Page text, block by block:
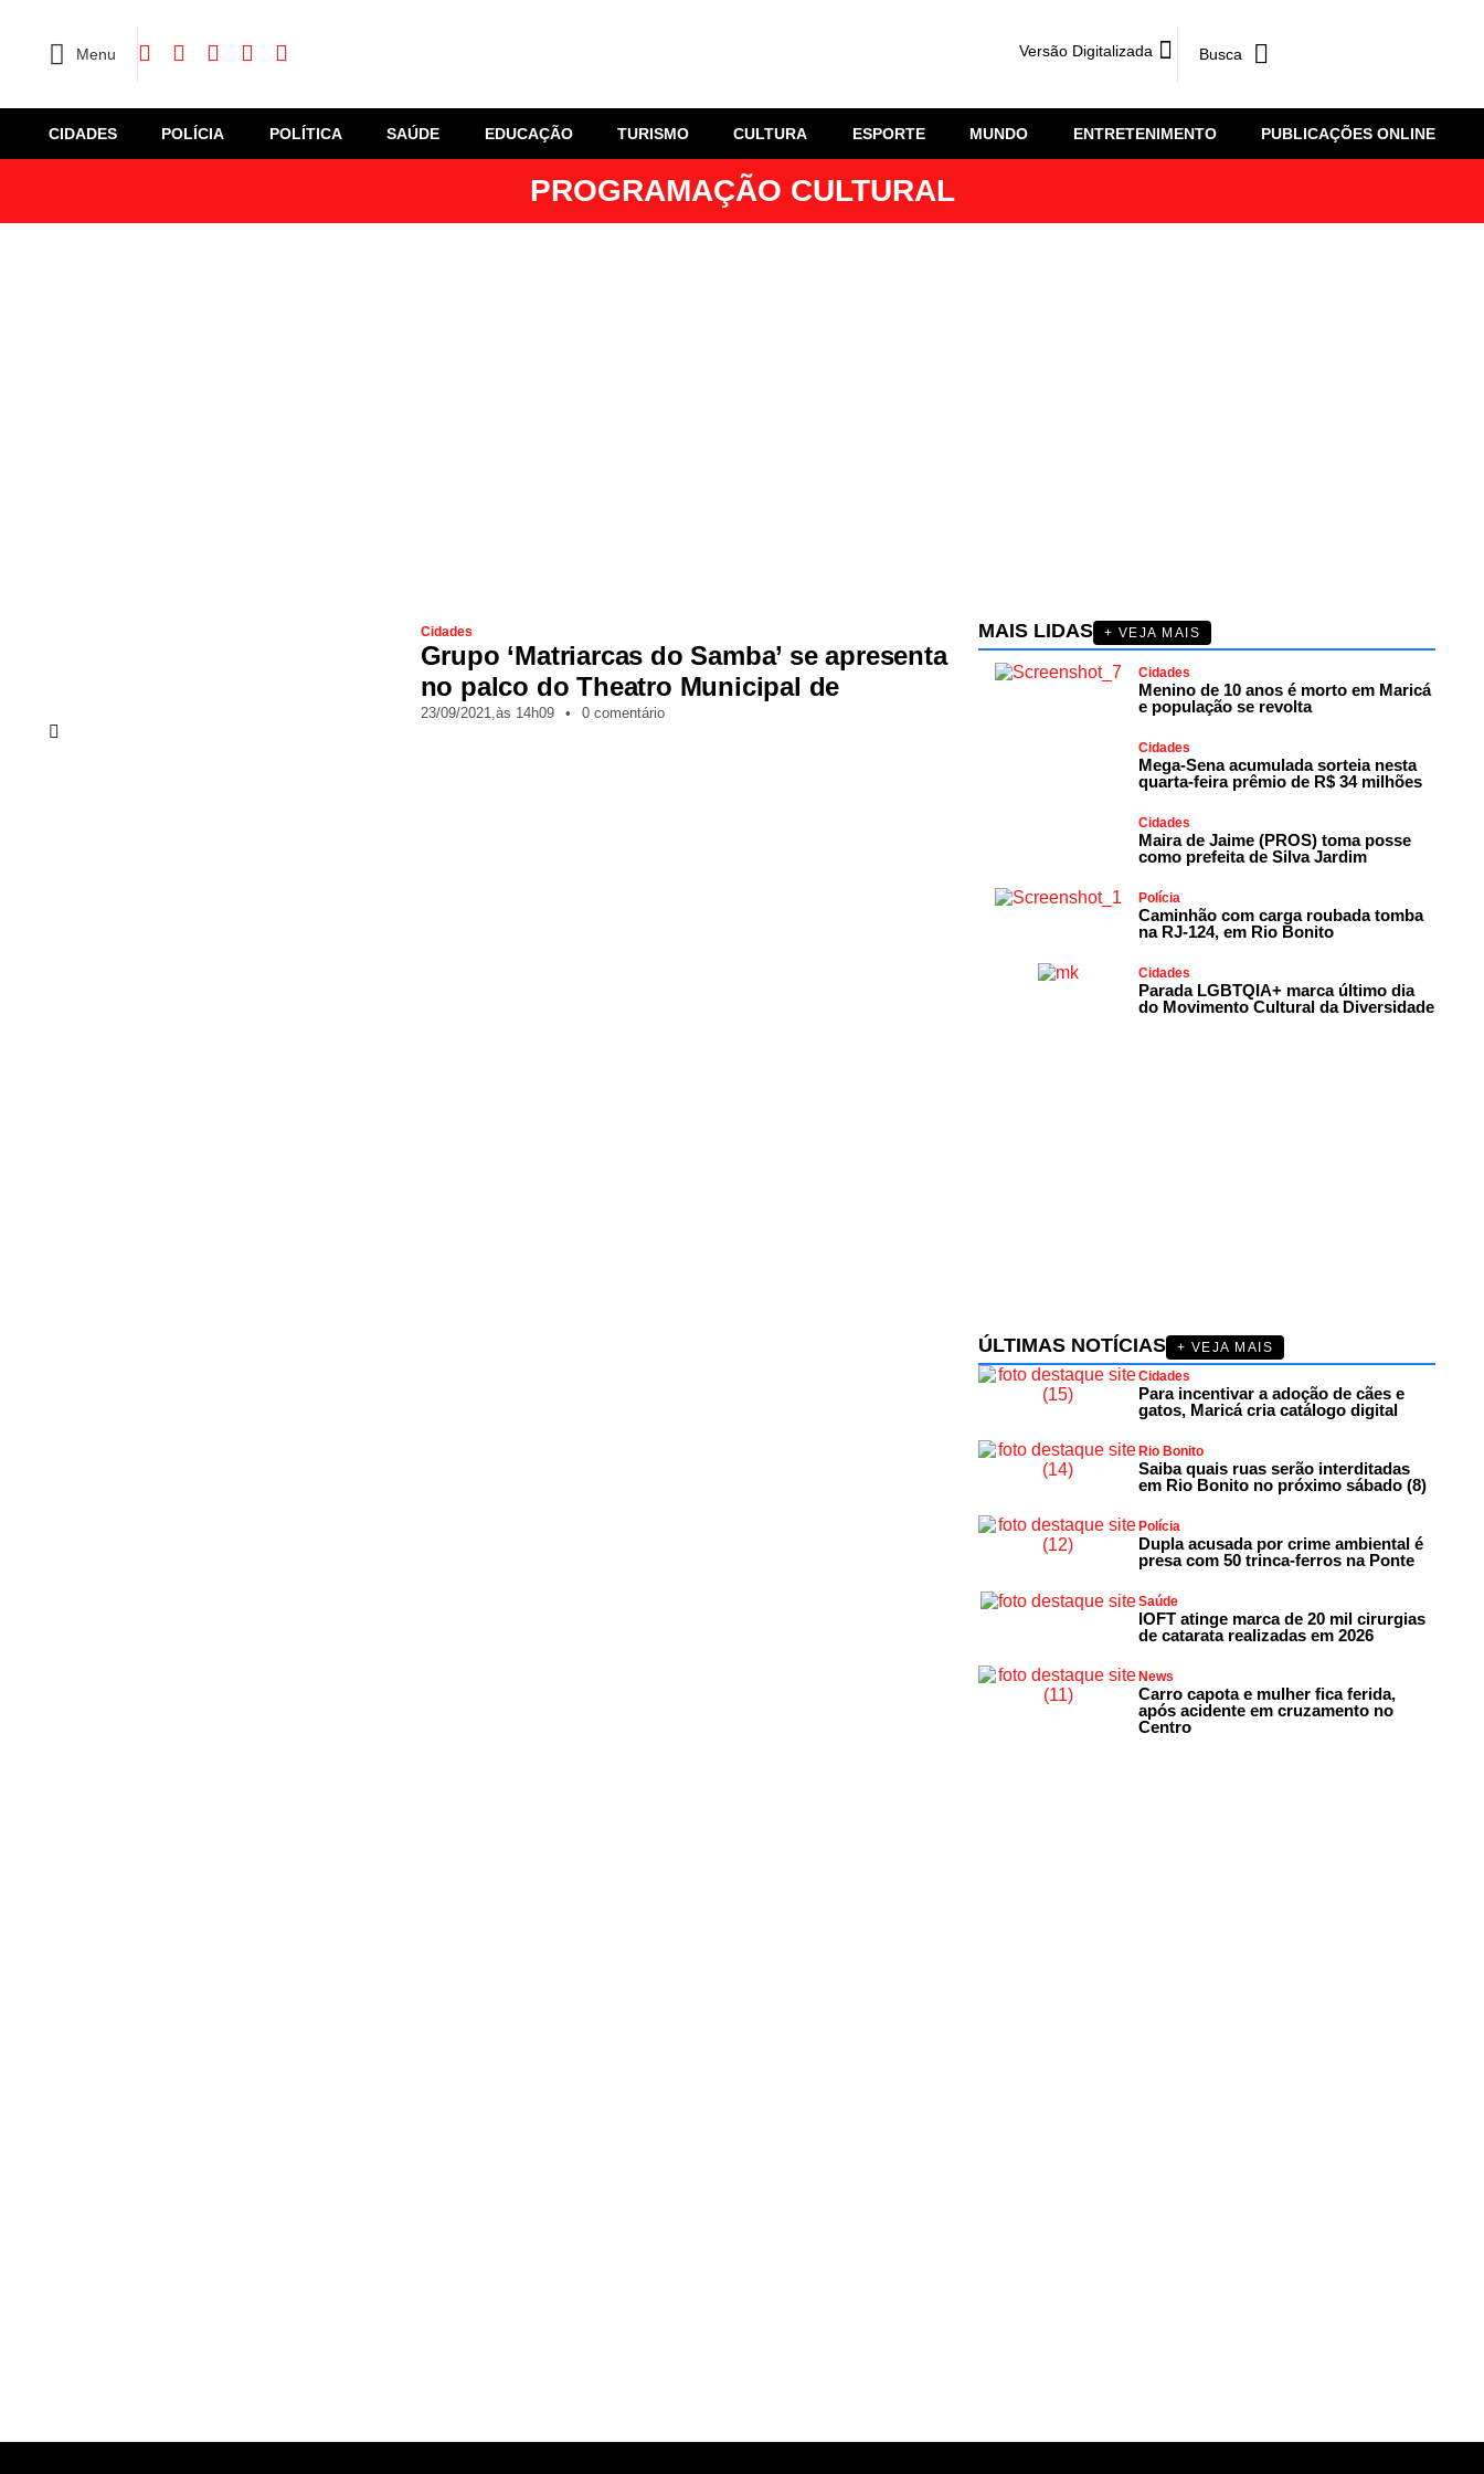
Menu Versão Digitalizada
CIDADES POLÍCIA POLÍTICA SAÚDE EDUCAÇÃO TURISMO CULTURA ESPORTE MUNDO ENTRETENIMENTO PUBLICAÇÕES ONLINE
PROGRAMAÇÃO CULTURAL
Cidades
Grupo ‘Matriarcas do Samba’ se apresenta
no palco do Theatro Municipal de
23/09/2021,às 14h09 • 0 comentário
MAIS LIDAS + VEJA MAIS
Cidades
Menino de 10 anos é morto em Maricá
e população se revolta
Cidades
Mega-Sena acumulada sorteia nesta
quarta-feira prêmio de R$ 34 milhões
Cidades
Maira de Jaime (PROS) toma posse
como prefeita de Silva Jardim
Polícia
Caminhão com carga roubada tomba
na RJ-124, em Rio Bonito
Cidades
Parada LGBTQIA+ marca último dia
do Movimento Cultural da Diversidade
ÚLTIMAS NOTÍCIAS
+ VEJA MAIS
Cidades
Para incentivar a adoção de cães e
gatos, Maricá cria catálogo digital
Rio Bonito
Saiba quais ruas serão interditadas
em Rio Bonito no próximo sábado (8)
Polícia
Dupla acusada por crime ambiental é
presa com 50 trinca-ferros na Ponte
Saúde
IOFT atinge marca de 20 mil cirurgias
de catarata realizadas em 2026
News
Carro capota e mulher fica ferida,
após acidente em cruzamento no
Centro